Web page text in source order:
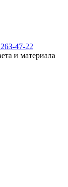
47-22
и материала